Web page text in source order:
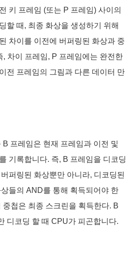
키 프레임 (또는 P 프레임) 사이의
할 때, 최종 화상을 생성하기 위해
차이를 이전에 버퍼링된 화상과 중
, 차이 프레임, P 프레임에는 완전한
전 프레임의 그림과 다른 데이터 만
프레임은 현재 프레임과 이전 및
기록합니다. 즉, B 프레임을 디코딩
퍼링된 화상뿐만 아니라, 디코딩된
들의 AND를 통해 획득되어야 한
중첩은 최종 스크린을 획득한다. B
디코딩 할 때 CPU가 피곤합니다.